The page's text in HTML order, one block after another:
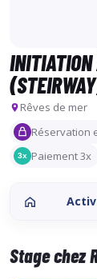
Rêves de mer
Réservation
3x Paiement 3x
Stage chez